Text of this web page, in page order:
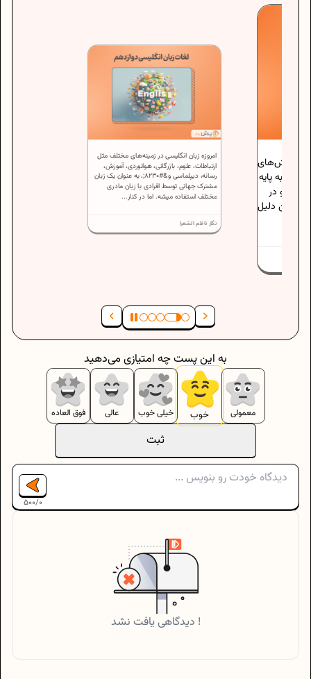
از چالش‌های
به پایه
رو در
همین دلیل
امروزه زبان انگلیسی در زمینه‌‌های مختلف مثل
ارتباطات، علوم، بازرگانی، هوانوردی، آموزش،
رسانه، دیپلماسی و&#8230;، به عنوان یک زبان
مشترک جهانی توسط افرادی با زبان مادری
مختلف استفاده میشه. اما در کنار...
نگار ناظم الشعرا
ثبت
معمولی خوب خیلی خوب عالی فوق العاده
به این پست چه امتیازی می‌دهید
500/0
دیدگاهی یافت نشد !